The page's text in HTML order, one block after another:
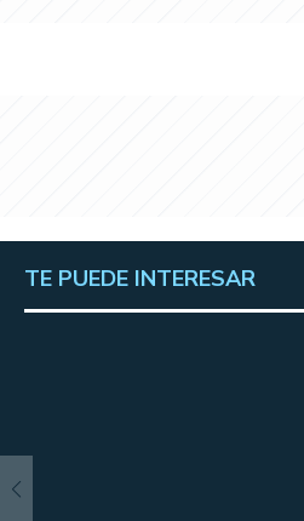
TE PUEDE INTERESAR